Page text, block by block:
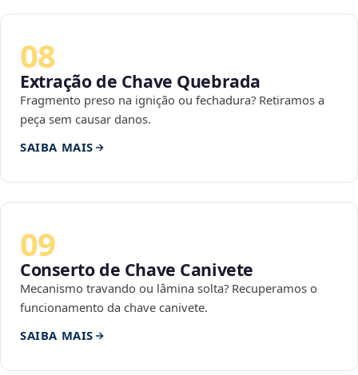
08
Extração de Chave Quebrada
Fragmento preso na ignição ou fechadura? Retiramos a
peça sem causar danos.
SAIBA MAIS
09
Conserto de Chave Canivete
Mecanismo travando ou lâmina solta? Recuperamos o
funcionamento da chave canivete.
SAIBA MAIS